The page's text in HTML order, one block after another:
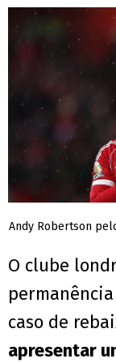
Andy Robertson
O clube
caso de
apresentar